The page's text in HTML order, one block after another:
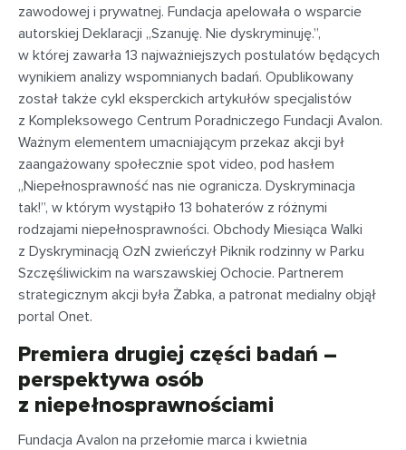
zawodowej i prywatnej. Fundacja apelowała o wsparcie
autorskiej Deklaracji „Szanuję. Nie dyskryminuję.”,
w której zawarła 13 najważniejszych postulatów będących
wynikiem analizy wspomnianych badań. Opublikowany
został także cykl eksperckich artykułów specjalistów
z Kompleksowego Centrum Poradniczego Fundacji Avalon.
Ważnym elementem umacniającym przekaz akcji był
zaangażowany społecznie spot video, pod hasłem
„Niepełnosprawność nas nie ogranicza. Dyskryminacja
tak!”, w którym wystąpiło 13 bohaterów z różnymi
rodzajami niepełnosprawności. Obchody Miesiąca Walki
z Dyskryminacją OzN zwieńczył Piknik rodzinny w Parku
Szczęśliwickim na warszawskiej Ochocie. Partnerem
strategicznym akcji była Żabka, a patronat medialny objął
portal Onet.
Premiera drugiej części badań –
perspektywa osób
z niepełnosprawnościami
Fundacja Avalon na przełomie marca i kwietnia